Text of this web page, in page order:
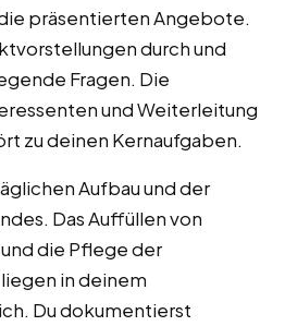
präsentierten Angebote.
durch und
Fragen. Die
und Weiterleitung
zu deinen Kernaufgaben.
Aufbau und der
Das Auffüllen von
die Pflege der
in deinem
Du dokumentierst